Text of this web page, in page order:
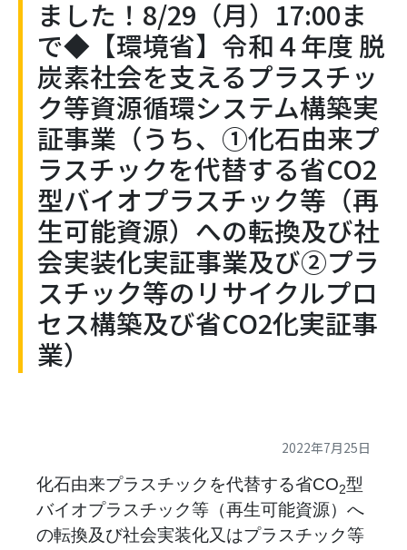
ました！8/29（月）17:00ま
で◆【環境省】令和４年度 脱
炭素社会を支えるプラスチッ
ク等資源循環システム構築実
証事業（うち、①化石由来プ
ラスチックを代替する省CO2
型バイオプラスチック等（再
生可能資源）への転換及び社
会実装化実証事業及び②プラ
スチック等のリサイクルプロ
セス構築及び省CO2化実証事
業）
2022年7月25日
化石由来プラスチックを代替する省CO2型
バイオプラスチック等（再生可能資源）へ
の転換及び社会実装化又はプラスチック等